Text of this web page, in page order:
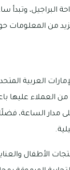
حول
عليها
مدار الساعة،
الأطفال